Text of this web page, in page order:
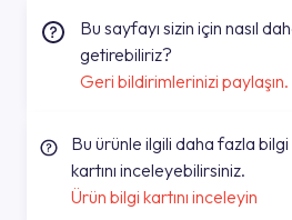
Bu sayfayı sizin için nasıl
getirebiliriz?
Geri bildirimlerinizi paylaşın.
Bu ürünle ilgili daha fazla
kartını inceleyebilirsiniz.
Ürün bilgi kartını inceleyin